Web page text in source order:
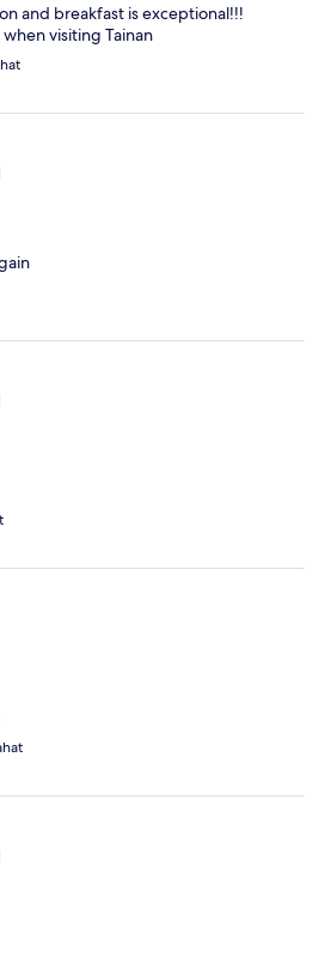
and breakfast is exceptional!!!
visiting Tainan